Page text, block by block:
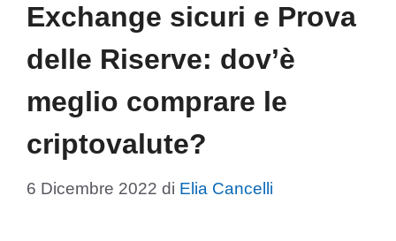
Exchange sicuri e Prova
delle Riserve: dov’è
meglio comprare le
criptovalute?
6 Dicembre 2022 di Elia Cancelli